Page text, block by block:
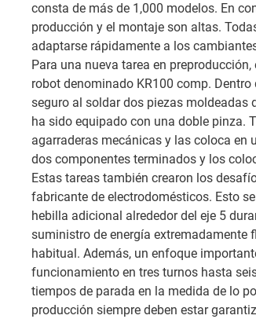
consta de más de 1,000 modelos. En
producción y el montaje son altas.
adaptarse rápidamente a los
Para una nueva tarea en
robot denominado KR100 comp.
seguro al soldar dos piezas moldeadas
ha sido equipado con una doble pinza.
agarraderas mecánicas y las coloca en
dos componentes terminados y los
Estas tareas también crearon los
fabricante de electrodomésticos. Esto
hebilla adicional alrededor del eje 5
suministro de energía extremadamente
habitual. Además, un enfoque
funcionamiento en tres turnos hasta
tiempos de parada en la medida de lo
producción siempre deben estar